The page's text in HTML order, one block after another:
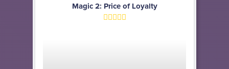
Magic 2: Price of Loyalty